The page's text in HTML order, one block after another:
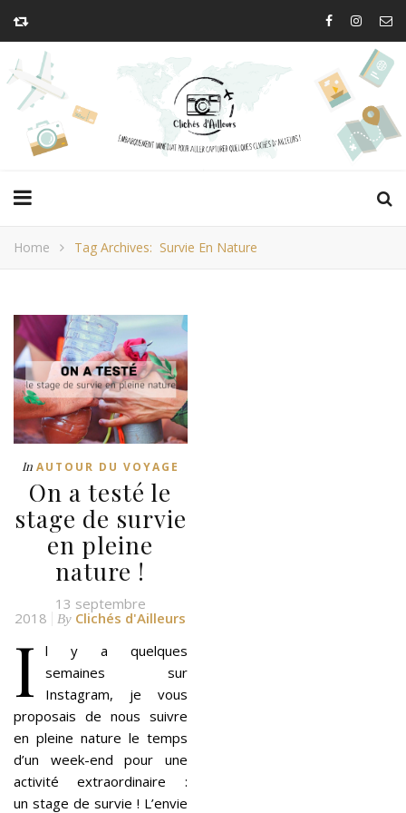
Home Tag Archives: Survie En Nature
In AUTOUR DU VOYAGE
On a testé le
stage de survie
en pleine
nature !
13 septembre
2018
By Clichés d'Ailleurs
I
l y a quelques
semaines sur
Instagram, je vous
proposais de nous suivre
en pleine nature le temps
d’un week-end pour une
activité extraordinaire :
un stage de survie ! L’envie